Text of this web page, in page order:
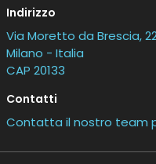
Indirizzo
Via Moretto da Brescia,
Milano - Italia
CAP 20133
Contatti
Contatta il nostro team